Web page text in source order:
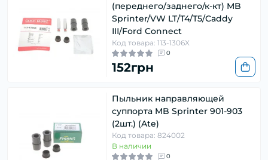
(переднего/заднего/к-кт) MB
Sprinter/VW LT/Т4/Т5/Caddy
ІІІ/Ford Connect
Код товара: 113-1306X
0
152грн
Пыльник направляющей
суппорта MB Sprinter 901-903
(2шт.) (Ate)
Код товара: 824002
В наличии
0